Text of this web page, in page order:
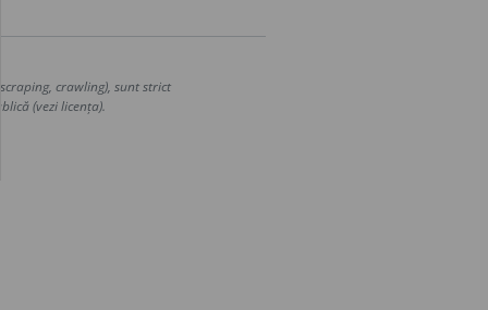
crawling), sunt strict
(vezi licența).